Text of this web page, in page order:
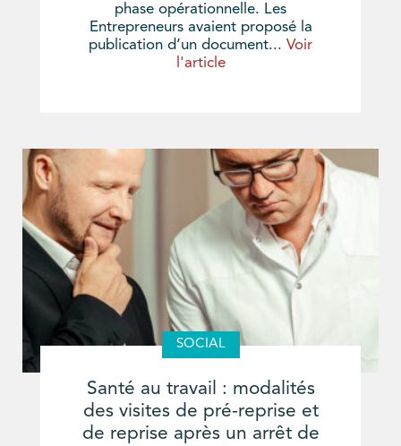
phase opérationnelle. Les
Entrepreneurs avaient proposé la
publication d’un document... Voir
l'article
SOCIAL
Santé au travail : modalités
des visites de pré-reprise et
de reprise après un arrêt de